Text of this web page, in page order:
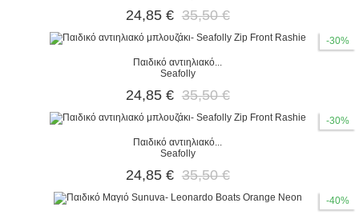
24,85 € 35,50 €
-30%
Παιδικό αντιηλιακό...
Seafolly
24,85 € 35,50 €
-30%
Παιδικό αντιηλιακό...
Seafolly
24,85 € 35,50 €
-40%